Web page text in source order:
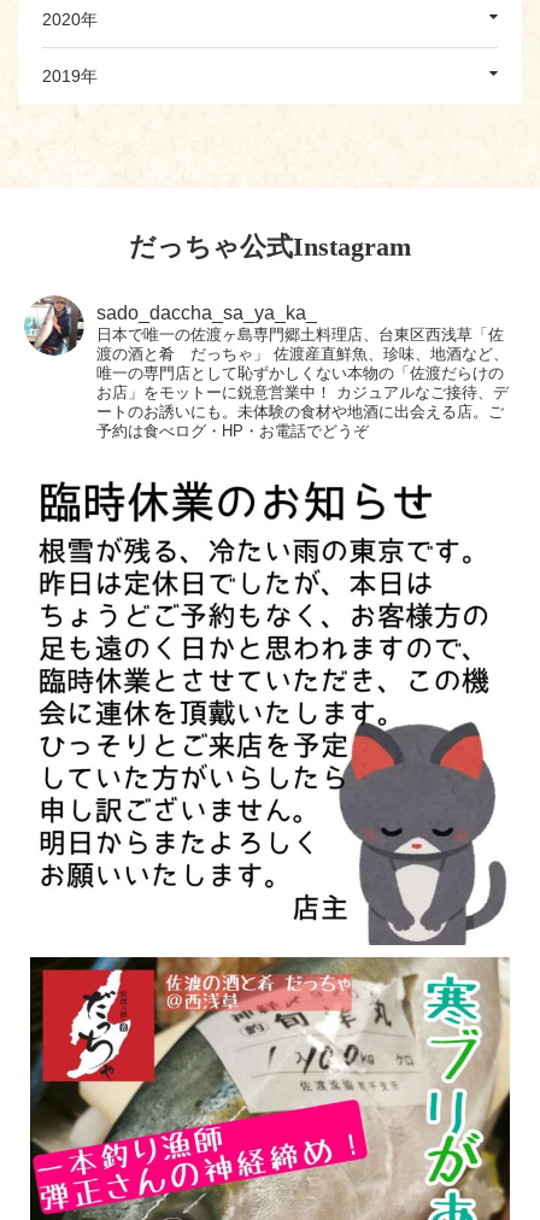
2020年
2019年
だっちゃ公式Instagram
sado_daccha_sa_ya_ka_
日本で唯一の佐渡ヶ島専門郷土料理店、台東区西浅草「佐
渡の酒と肴 だっちゃ」
佐渡産直鮮魚、珍味、地酒など、
唯一の専門店として恥ずかしくない本物の「佐渡だらけの
お店」をモットーに鋭意営業中！
カジュアルなご接待、デ
ートのお誘いにも。未体験の食材や地酒に出会える店。ご
予約は食べログ・HP・お電話でどうぞ